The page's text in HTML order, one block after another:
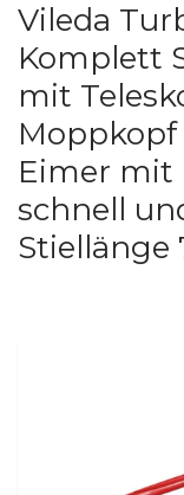
Vileda
Komplett
mit
Eimer mit
schnell
Stiellänge